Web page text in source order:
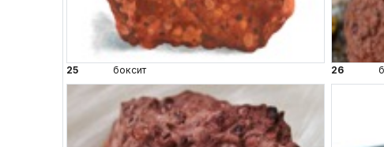
25 боксит 26